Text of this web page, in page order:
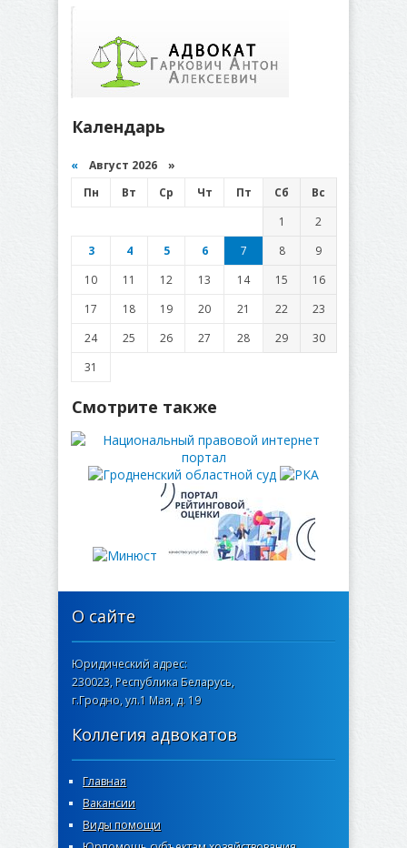
Календарь
« Август 2026 »
Пн
Вт Ср Чт Пт Сб
Вс
1
2
3
4 5 6 7 8
9
10
11 12 13 14 15
16
17
18 19 20 21 22
23
24
25 26 27 28 29
30
31
Смотрите также
О сайте
Юридический адрес:
230023, Республика Беларусь,
г.Гродно, ул.1 Мая, д. 19
Коллегия адвокатов
Главная
Вакансии
Виды помощи